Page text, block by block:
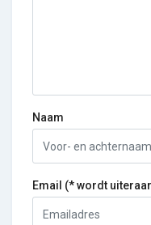
Naam
Email (* wordt